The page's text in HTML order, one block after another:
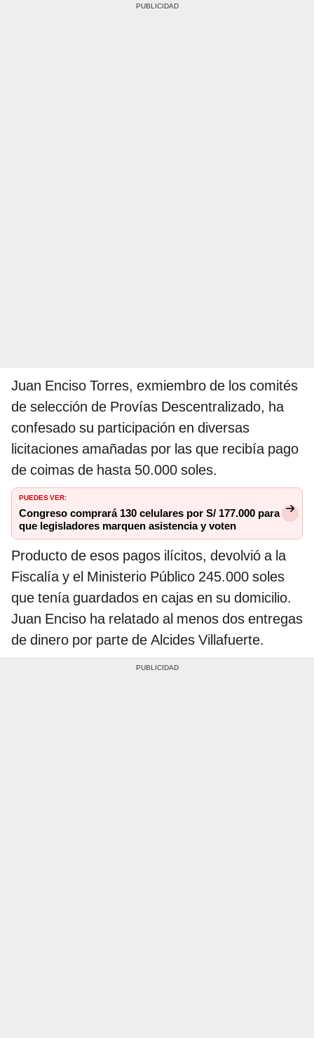
Juan Enciso Torres, exmiembro de los comités
de selección de Provías Descentralizado, ha
confesado su participación en diversas
licitaciones amañadas por las que recibía pago
de coimas de hasta 50.000 soles.
PUEDES VER:
Congreso comprará 130 celulares por S/ 177.000 para
que legisladores marquen asistencia y voten
Producto de esos pagos ilícitos, devolvió a la
Fiscalía y el Ministerio Público 245.000 soles
que tenía guardados en cajas en su domicilio.
Juan Enciso ha relatado al menos dos entregas
de dinero por parte de Alcides Villafuerte.